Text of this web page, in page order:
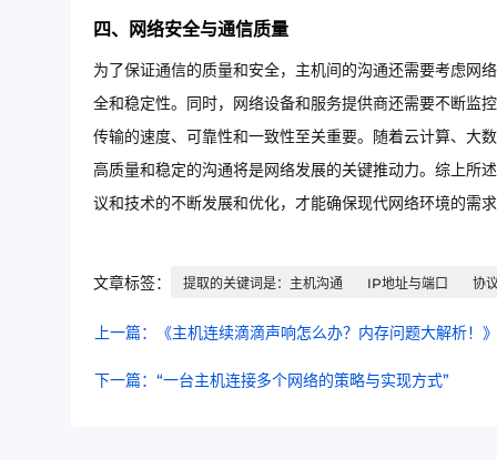
四、网络安全与通信质量
为了保证通信的质量和安全，主机间的沟通还需要考虑网
全和稳定性。同时，网络设备和服务提供商还需要不断监
传输的速度、可靠性和一致性至关重要。随着云计算、大
高质量和稳定的沟通将是网络发展的关键推动力。综上所
议和技术的不断发展和优化，才能确保现代网络环境的需
文章标签： 提取的关键词是：主机沟通 IP地址与端口 协
上一篇：《主机连续滴滴声响怎么办？内存问题大解析！》
下一篇：“一台主机连接多个网络的策略与实现方式”